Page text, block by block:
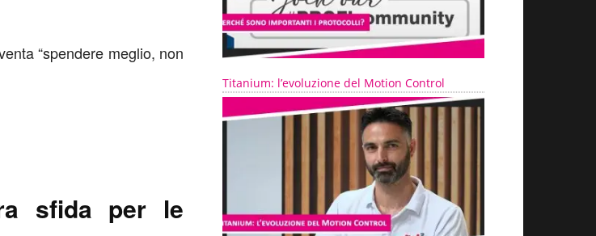
“spendere meglio, non
sfida per le
Titanium: l’evoluzione del Motion Control